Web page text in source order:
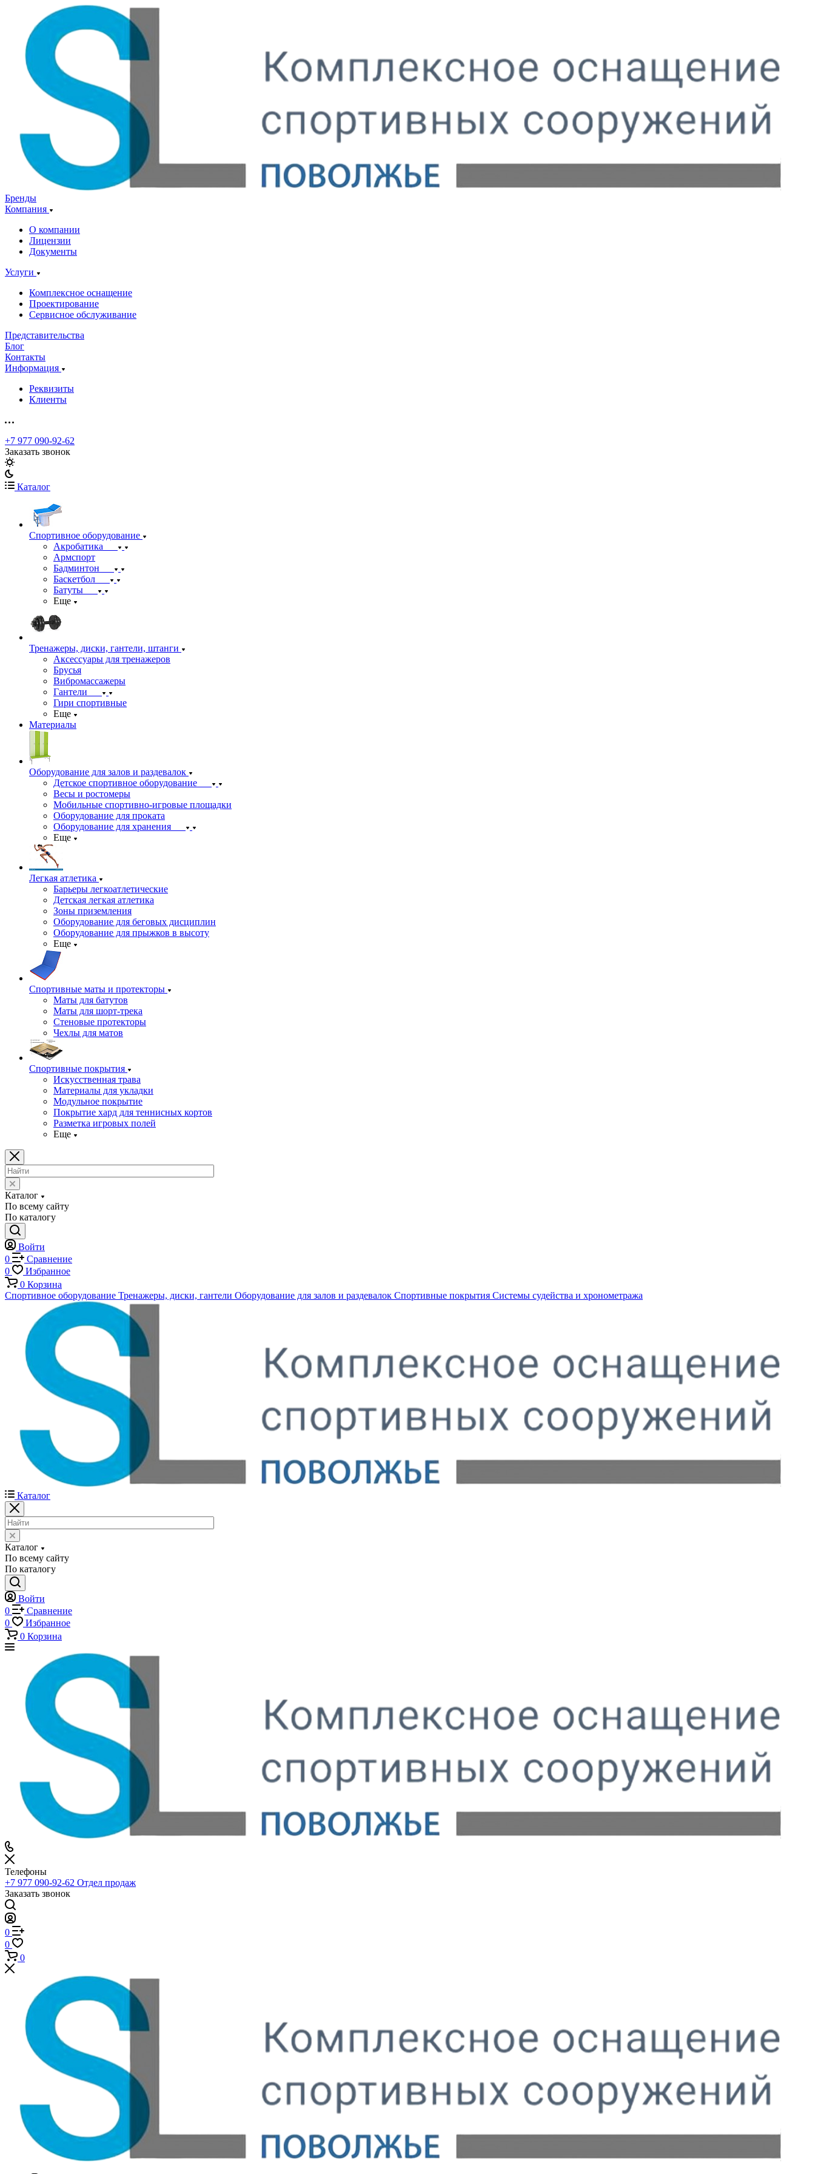
Бренды
Компания
О компании
Лицензии
Документы
Услуги
Комплексное оснащение
Проектирование
Сервисное обслуживание
Представительства
Блог
Контакты
Информация
Реквизиты
Клиенты
+7 977 090-92-62
Заказать звонок
Каталог
Спортивное оборудование
Акробатика
Армспорт
Бадминтон
Баскетбол
Батуты
Еще
Тренажеры, диски, гантели, штанги
Аксессуары для тренажеров
Брусья
Вибромассажеры
Гантели
Гири спортивные
Еще
Материалы
Оборудование для залов и раздевалок
Детское спортивное оборудование
Весы и ростомеры
Мобильные спортивно-игровые площадки
Оборудование для проката
Оборудование для хранения
Еще
Легкая атлетика
Барьеры легкоатлетические
Детская легкая атлетика
Зоны приземления
Оборудование для беговых дисциплин
Оборудование для прыжков в высоту
Еще
Спортивные маты и протекторы
Маты для батутов
Маты для шорт-трека
Стеновые протекторы
Чехлы для матов
Спортивные покрытия
Искусственная трава
Материалы для укладки
Модульное покрытие
Покрытие хард для теннисных кортов
Разметка игровых полей
Еще
Каталог
По всему сайту
По каталогу
Войти
0
Сравнение
0
Избранное
0 Корзина
Спортивное оборудование Тренажеры, диски, гантели Оборудование для залов и раздевалок Спортивные покрытия Системы судейства и хронометража
Каталог
Каталог
По всему сайту
По каталогу
Войти
0
Сравнение
0
Избранное
0 Корзина
Телефоны
+7 977 090-92-62 Отдел продаж
Заказать звонок
0
0
0